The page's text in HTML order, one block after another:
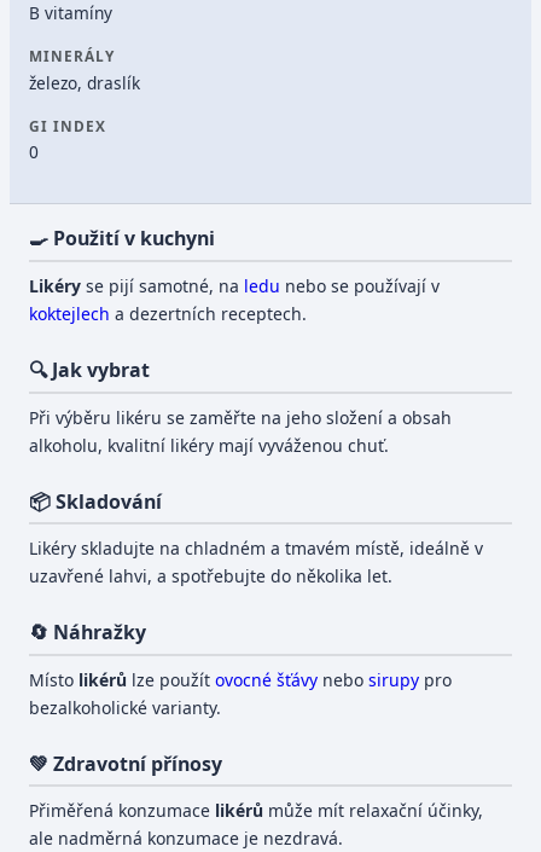
B vitamíny
MINERÁLY
železo, draslík
GI INDEX
0
🍳 Použití v kuchyni
Likéry se pijí samotné, na ledu nebo se používají v
koktejlech a dezertních receptech.
🔍 Jak vybrat
Při výběru likéru se zaměřte na jeho složení a obsah
alkoholu, kvalitní likéry mají vyváženou chuť.
📦 Skladování
Likéry skladujte na chladném a tmavém místě, ideálně v
uzavřené lahvi, a spotřebujte do několika let.
🔄 Náhražky
Místo likérů lze použítovocné šťávy nebosirupy pro
bezalkoholické varianty.
💚 Zdravotní přínosy
Přiměřená konzumace likérů může mít relaxační účinky,
ale nadměrná konzumace je nezdravá.